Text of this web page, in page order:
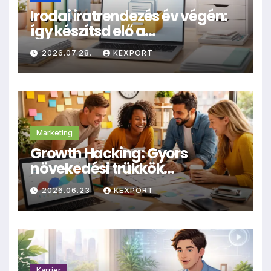
Irodai iratrendezés év végén:
így készítsd elő a
dokumentumokat
archiválásra
2026.07.28. KEXPORT
Marketing
Growth Hacking: Gyors
növekedési trükkök
kisvállalkozásoknak
2026.06.23. KEXPORT